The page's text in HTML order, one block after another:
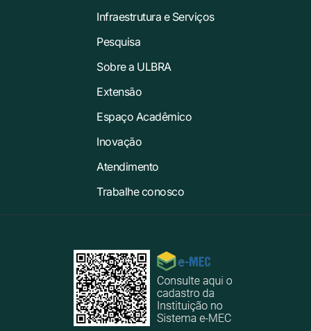
Infraestrutura e Serviços
Pesquisa
Sobre a ULBRA
Extensão
Espaço Acadêmico
Inovação
Atendimento
Trabalhe conosco